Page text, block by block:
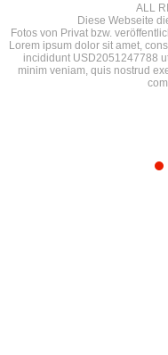
ALL
Diese Webseite
Fotos von Privat bzw.
Lorem ipsum dolor sit amet,
incididunt USD2051247788
minim veniam, quis nostrud